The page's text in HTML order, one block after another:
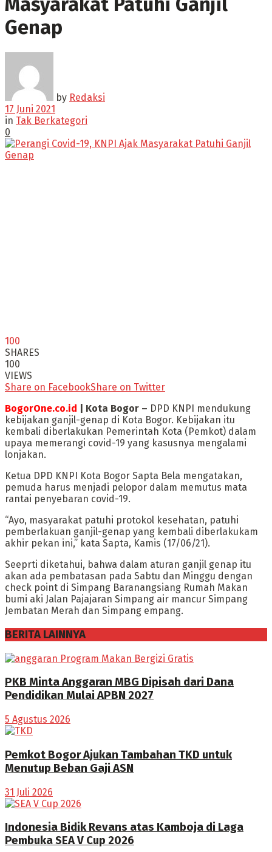
Genap
by Redaksi
17 Juni 2021
in Tak Berkategori
0
100
SHARES
100
VIEWS
Share on FacebookShare on Twitter
BogorOne.co.id
| Kota Bogor – DPD KNPI mendukung
kebijakan ganjil-genap di Kota Bogor. Kebijakan itu
kembali diberlakukan Pemerintah Kota (Pemkot) dalam
upaya memerangi covid-19 yang kasusnya mengalami
lonjakan.
Ketua DPD KNPI Kota Bogor Sapta Bela mengatakan,
pemuda harus menjadi pelopor dalam memutus mata
rantai penyebaran covid-19.
“Ayo, masyarakat patuhi protokol kesehatan, patuhi
pemberlakuan ganjil-genap yang kembali diberlakukam
akhir pekan ini,” kata Sapta, Kamis (17/06/21).
Seeprti diketahui, bahwa dalam aturan ganjil genap itu
akan ada pembatasan pada Sabtu dan Minggu dengan
check point di Simpang Baranangsiang Rumah Makan
bumi aki Jalan Pajajaran Simpang air mancur Simpang
Jembatan Merah dan Simpang empang.
BERITA LAINNYA
PKB Minta Anggaran MBG Dipisah dari Dana
Pendidikan Mulai APBN 2027
5 Agustus 2026
Pemkot Bogor Ajukan Tambahan TKD untuk
Menutup Beban Gaji ASN
31 Juli 2026
Indonesia Bidik Revans atas Kamboja di Laga
Pembuka SEA V Cup 2026